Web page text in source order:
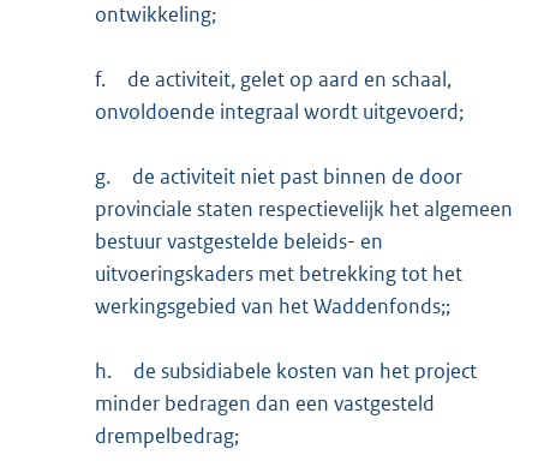
ontwikkeling;
f.
de activiteit, gelet op aard en schaal,
onvoldoende integraal wordt uitgevoerd;
g.
de activiteit niet past binnen de door
provinciale staten respectievelijk het algemeen
bestuur vastgestelde beleids- en
uitvoeringskaders met betrekking tot het
werkingsgebied van het Waddenfonds;;
h.
de subsidiabele kosten van het project
minder bedragen dan een vastgesteld
drempelbedrag;